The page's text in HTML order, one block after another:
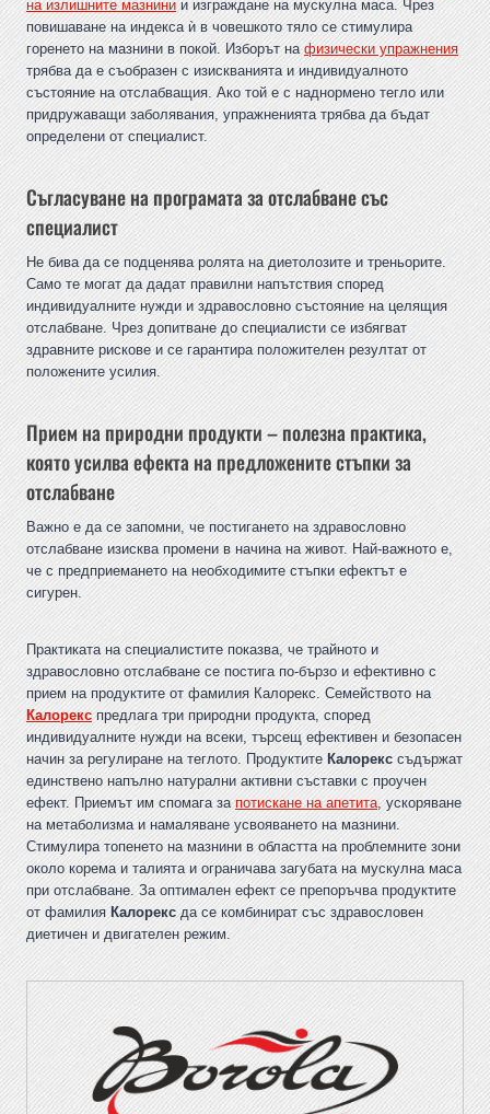
на излишните мазнини и изграждане на мускулна маса. Чрез
повишаване на индекса ѝ в човешкото тяло се стимулира
горенето на мазнини в покой. Изборът нафизически упражнения
трябва да е съобразен с изискванията и индивидуалното
състояние на отслабващия. Ако той е с наднормено тегло или
придружаващи заболявания, упражненията трябва да бъдат
определени от специалист.
Съгласуване на програмата за отслабване със
специалист
Не бива да се подценява ролята на диетолозите и треньорите.
Само те могат да дадат правилни напътствия според
индивидуалните нужди и здравословно състояние на целящия
отслабване. Чрез допитване до специалисти се избягват
здравните рискове и се гарантира положителен резултат от
положените усилия.
Прием на природни продукти – полезна практика,
която усилва ефекта на предложените стъпки за
отслабване
Важно е да се запомни, че постигането на здравословно
отслабване изисква промени в начина на живот. Най-важното е,
че с предприемането на необходимите стъпки ефектът е
сигурен.
Практиката на специалистите показва, че трайното и
здравословно отслабване се постига по-бързо и ефективно с
прием на продуктите от фамилия Калорекс. Семейството на
Калорекспредлага три природни продукта, според
индивидуалните нужди на всеки, търсещ ефективен и безопасен
начин за регулиране на теглото. ПродуктитеКалорекс съдържат
единствено напълно натурални активни съставки с проучен
ефект. Приемът им спомага за потискане на апетита, ускоряване
на метаболизма и намаляване усвояването на мазнини.
Стимулира топенето на мазнини в областта на проблемните зони
около корема и талията и ограничава загубата на мускулна маса
при отслабване. За оптимален ефект се препоръчва продуктите
от фамилияКалорексда се комбинират със здравословен
диетичен и двигателен режим.